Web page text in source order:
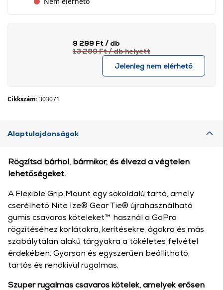
9 299 Ft / db
13 289 Ft/ dbhelyett
Jelenleg nem elérhető
Cikkszám:303071
Alaptulajdonságok
Rögzítsd bárhol, bármikor, és élvezd a végtelen
lehetőségeket.
A Flexible Grip Mount egy sokoldalú tartó, amely
cserélhető Nite Ize® Gear Tie® újrahasználható
gumis csavaros köteleket™ használ a GoPro
rögzítéséhez korlátokra, kerítésekre, ágakra és más
szabálytalan alakú tárgyakra a tökéletes felvétel
érdekében. Gyorsan és egyszerűen beállítható,
tartós és rendkívül rugalmas.
Szuper rugalmas csavaros kötelek, amelyek erősen